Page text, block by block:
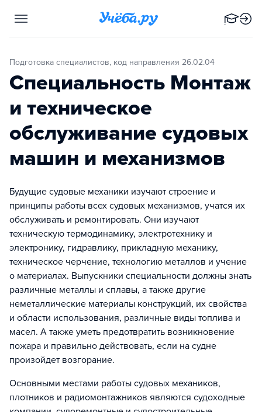
Подготовка специалистов, код направления 26.02.04
Специальность Монтаж
и техническое
обслуживание судовых
машин и механизмов
Будущие судовые механики изучают строение и
принципы работы всех судовых механизмов, учатся их
обслуживать и ремонтировать. Они изучают
техническую термодинамику, электротехнику и
электронику, гидравлику, прикладную механику,
техническое черчение, технологию металлов и учение
о материалах. Выпускники специальности должны знать
различные металлы и сплавы, а также другие
неметаллические материалы конструкций, их свойства
и области использования, различные виды топлива и
масел. А также уметь предотвратить возникновение
пожара и правильно действовать, если на судне
произойдет возгорание.
Основными местами работы судовых механиков,
плотников и радиомонтажников являются судоходные